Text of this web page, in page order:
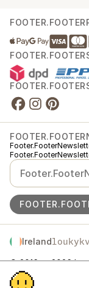
Ireland
Polska
© 2016 →2026